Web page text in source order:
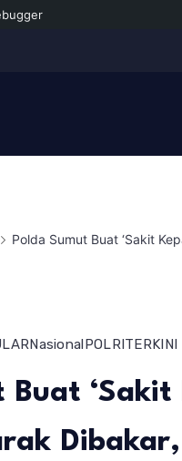
Polda Sumut Buat ‘Sakit
NasionalPOLRITERKINI
Buat